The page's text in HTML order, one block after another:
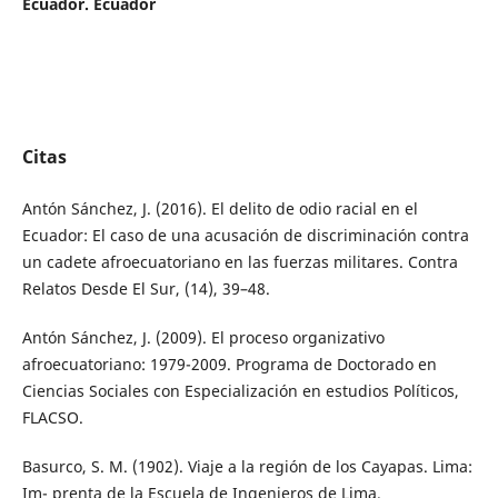
Citas
Antón Sánchez, J. (2016). El delito de odio racial en el
Ecuador: El caso de una acusación de discriminación contra
un cadete afroecuatoriano en las fuerzas militares. Contra
Relatos Desde El Sur, (14), 39–48.
Antón Sánchez, J. (2009). El proceso organizativo
afroecuatoriano: 1979-2009. Programa de Doctorado en
Ciencias Sociales con Especialización en estudios Políticos,
FLACSO.
Basurco, S. M. (1902). Viaje a la región de los Cayapas. Lima:
Im- prenta de la Escuela de Ingenieros de Lima.